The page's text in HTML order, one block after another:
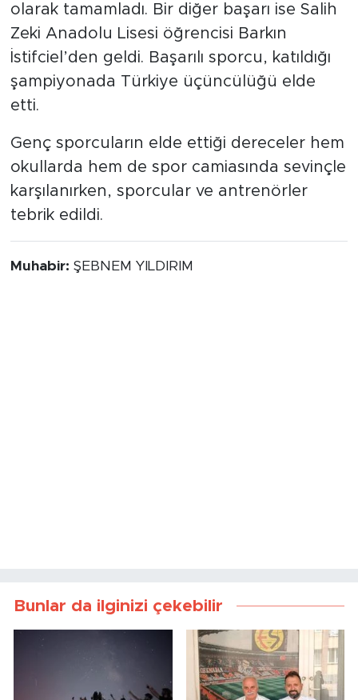
olarak tamamladı. Bir diğer başarı ise Salih
Zeki Anadolu Lisesi öğrencisi Barkın
İstifciel’den geldi. Başarılı sporcu, katıldığı
şampiyonada Türkiye üçüncülüğü elde
etti.
Genç sporcuların elde ettiği dereceler hem
okullarda hem de spor camiasında sevinçle
karşılanırken, sporcular ve antrenörler
tebrik edildi.
Muhabir: ŞEBNEM YILDIRIM
Bunlar da ilginizi çekebilir